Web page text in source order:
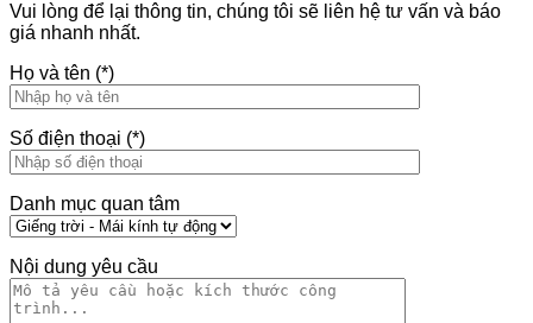
Vui lòng để lại thông tin, chúng tôi sẽ liên hệ tư vấn và báo
giá nhanh nhất.
Họ và tên (*)
Số điện thoại (*)
Danh mục quan tâm
Nội dung yêu cầu